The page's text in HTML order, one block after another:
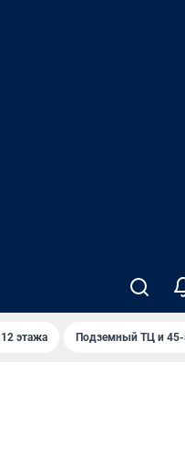
этажа Подземный ТЦ и